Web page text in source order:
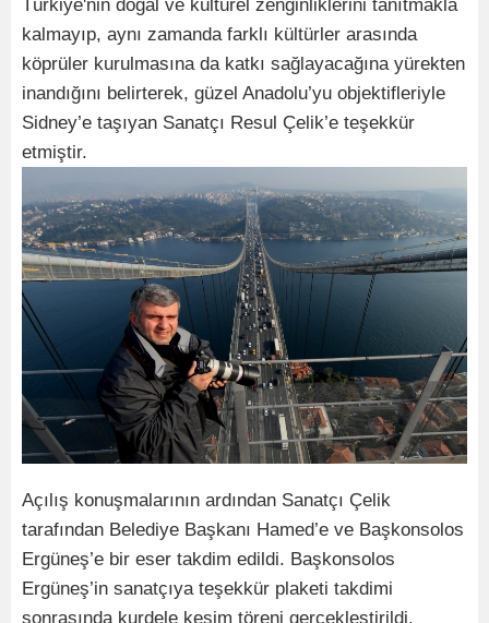
Türkiye'nin doğal ve kültürel zenginliklerini tanıtmakla
kalmayıp, aynı zamanda farklı kültürler arasında
köprüler kurulmasına da katkı sağlayacağına yürekten
inandığını belirterek, güzel Anadolu’yu objektifleriyle
Sidney’e taşıyan Sanatçı Resul Çelik’e teşekkür
etmiştir.
Açılış konuşmalarının ardından Sanatçı Çelik
tarafından Belediye Başkanı Hamed’e ve Başkonsolos
Ergüneş’e bir eser takdim edildi. Başkonsolos
Ergüneş’in sanatçıya teşekkür plaketi takdimi
sonrasında kurdele kesim töreni gerçekleştirildi.